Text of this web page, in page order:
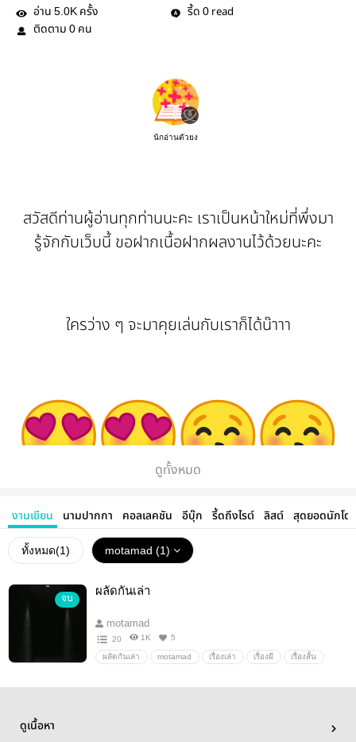
อ่าน 5.0K ครั้ง รี้ด 0 read
ติดตาม 0 คน
นักอ่านตัวยง
สวัสดีท่านผู้อ่านทุกท่านนะคะ เราเป็นหน้าใหม่ที่พึ่งมา
รู้จักกับเว็บนี้ ขอฝากเนื้อฝากผลงานไว้ด้วยนะคะ
ใครว่าง ๆ จะมาคุยเล่นกับเราก็ได้น๊าาา
ดูทั้งหมด
งานเขียน นามปากกา คอลเลคชัน อีบุ๊ก รี้ดถึงไรต์ ลิสต์ สุดยอดนักโด
ทั้งหมด(1) motamad (1)
จบ
ผลัดกันเล่า
motamad
20 1K 5
ผลัดกันเล่า motamad เรื่องเล่า เรื่องผี เรื่องสั้น
ดูเนื้อหา